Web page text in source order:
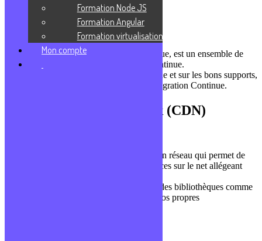
Livraison Continue (CD)
Continuous Delivery, ou Livraison Continue, est un ensemble de
pratiques qui suit souvent l’Intégration Continue.
Elle vise à déployer de manière automatique et sur les bons supports,
le code source validé lors de l’action d’Intégration Continue.
Content Delivery Network (CDN)
CDN, ou Content Delivery Network, est un réseau qui permet de
facilement mettre à disposition des ressources sur le net allégeant
Les CDN sont très utilisés pour récupérer des bibliothèques comme
JQuery, mais on peut aussi l’utiliser pour nos propres
Formation Node JS
Formation Angular
Formation virtualisation
Mon compte